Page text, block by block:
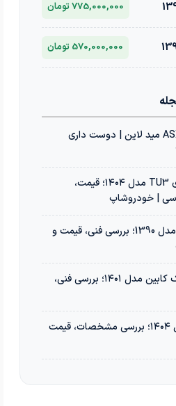
775,000,000 تومان
570,000,000 تومان
معرفی میتسوبیشی ASX مید لاین | دوست داری
خرید پژو 207i دنده‌ای TU3 مدل ۱۴۰۴؛ قیمت،
| خودروشاپ
خرید پژو 206 تیپ 2 مدل 1390؛ بررسی فنی، قیمت و
خرید نیسان پیکاپ تک کابین مدل ۱۴۰۱؛ بررسی فنی،
معرفی لوکانو L7 مدل ۱۴۰۴؛ بررسی مشخصات، قیمت